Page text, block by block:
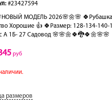
#23427594
МОДЕЛЬ 2026🌸🌼🌸 🍀Рубашка
Хорошие 👍 🍀Размер: 128-134-
А 1Б- 27 Садовод 🌸🌸🌼🍀🐉🍀🌼🌸🌸
руб
размеров